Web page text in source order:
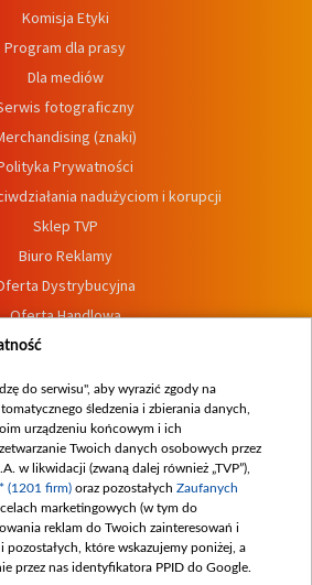
Komisja Etyki
Program dla prasy
Dla mediów
fotograficzny
(znaki)
Prywatności
nadużyciom i korupcji
Sklep TVP
Biuro Reklamy
Dystrybucyjna
Oferta Handlowa
Dostępność
zgłoszeń wewnętrznych
do serwisu", aby wyrazić zgody na
śledzenia i zbierania danych,
urządzeniu końcowym i ich
Twoich danych osobowych przez
w likwidacji (zwaną dalej również „TVP”),
(1201 firm) oraz pozostałych Zaufanych
celach marketingowych (w tym do
reklam do Twoich zainteresowań i
pozostałych, które wskazujemy poniżej, a
przez nas identyfikatora PPID do Google.